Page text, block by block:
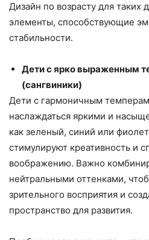
Дизайн по возрасту для таких
элементы, способствующие
стабильности.
Дети с ярко выраженным
(сангвиники)
Дети с гармоничным
наслаждаться яркими и
как зеленый, синий или
стимулируют креативность и
воображению. Важно
нейтральными оттенками,
зрительного восприятия и
пространство для развития.